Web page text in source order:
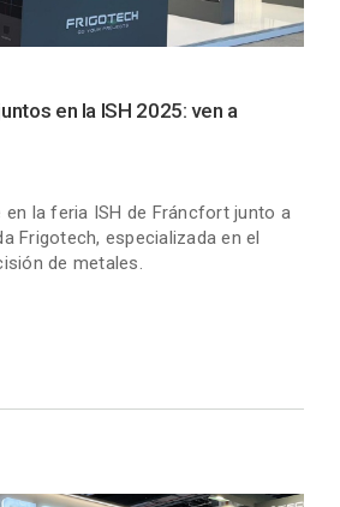
en la ISH 2025: ven a
en la feria ISH de Fráncfort junto a
Frigotech, especializada en el
de metales.